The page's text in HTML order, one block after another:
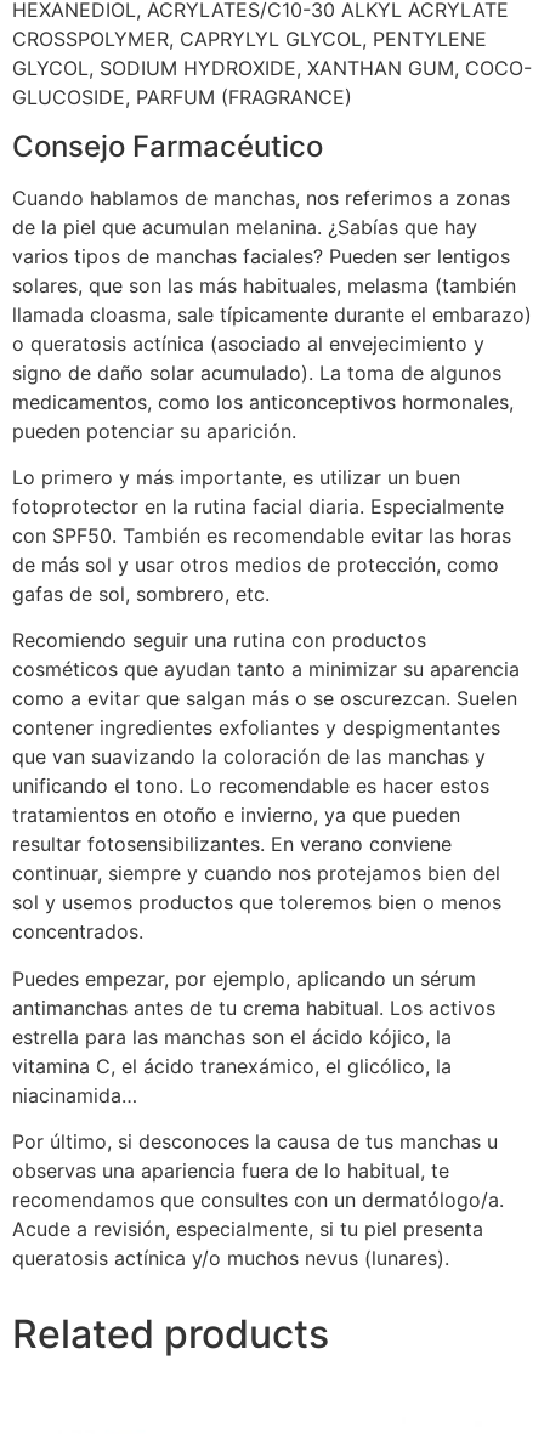
HEXANEDIOL, ACRYLATES/C10-30 ALKYL ACRYLATE
CROSSPOLYMER, CAPRYLYL GLYCOL, PENTYLENE
GLYCOL, SODIUM HYDROXIDE, XANTHAN GUM, COCO-
GLUCOSIDE, PARFUM (FRAGRANCE)
Consejo Farmacéutico
Cuando hablamos de manchas, nos referimos a zonas
de la piel que acumulan melanina. ¿Sabías que hay
varios tipos de manchas faciales? Pueden ser lentigos
solares, que son las más habituales, melasma (también
llamada cloasma, sale típicamente durante el embarazo)
o queratosis actínica (asociado al envejecimiento y
signo de daño solar acumulado). La toma de algunos
medicamentos, como los anticonceptivos hormonales,
pueden potenciar su aparición.
Lo primero y más importante, es utilizar un buen
fotoprotector en la rutina facial diaria. Especialmente
con SPF50. También es recomendable evitar las horas
de más sol y usar otros medios de protección, como
gafas de sol, sombrero, etc.
Recomiendo seguir una rutina con productos
cosméticos que ayudan tanto a minimizar su aparencia
como a evitar que salgan más o se oscurezcan. Suelen
contener ingredientes exfoliantes y despigmentantes
que van suavizando la coloración de las manchas y
unificando el tono. Lo recomendable es hacer estos
tratamientos en otoño e invierno, ya que pueden
resultar fotosensibilizantes. En verano conviene
continuar, siempre y cuando nos protejamos bien del
sol y usemos productos que toleremos bien o menos
concentrados.
Puedes empezar, por ejemplo, aplicando un sérum
antimanchas antes de tu crema habitual. Los activos
estrella para las manchas son el ácido kójico, la
vitamina C, el ácido tranexámico, el glicólico, la
niacinamida…
Por último, si desconoces la causa de tus manchas u
observas una apariencia fuera de lo habitual, te
recomendamos que consultes con un dermatólogo/a.
Acude a revisión, especialmente, si tu piel presenta
queratosis actínica y/o muchos nevus (lunares).
Related products